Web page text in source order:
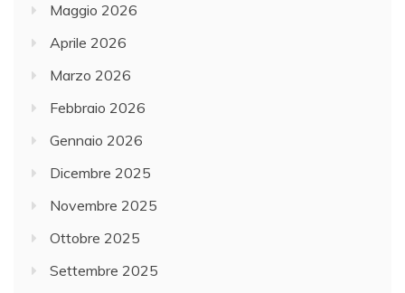
Maggio 2026
Aprile 2026
Marzo 2026
Febbraio 2026
Gennaio 2026
Dicembre 2025
Novembre 2025
Ottobre 2025
Settembre 2025